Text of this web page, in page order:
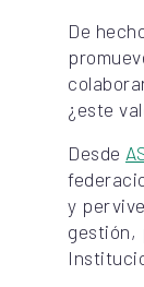
De
¿este
Desde
y
gestión,